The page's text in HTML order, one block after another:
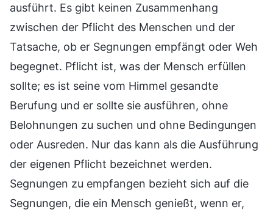
ausführt. Es gibt keinen Zusammenhang
zwischen der Pflicht des Menschen und der
Tatsache, ob er Segnungen empfängt oder Weh
begegnet. Pflicht ist, was der Mensch erfüllen
sollte; es ist seine vom Himmel gesandte
Berufung und er sollte sie ausführen, ohne
Belohnungen zu suchen und ohne Bedingungen
oder Ausreden. Nur das kann als die Ausführung
der eigenen Pflicht bezeichnet werden.
Segnungen zu empfangen bezieht sich auf die
Segnungen, die ein Mensch genießt, wenn er,